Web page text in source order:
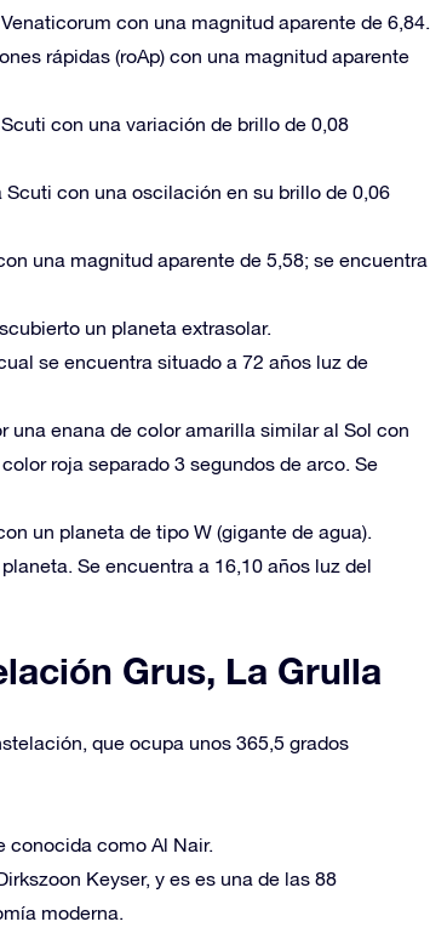
con una magnitud aparente de 6,84.
rápidas (roAp) con una magnitud aparente
con una variación de brillo de 0,08
con una oscilación en su brillo de 0,06
una magnitud aparente de 5,58; se encuentra
un planeta extrasolar.
se encuentra situado a 72 años luz de
una enana de color amarilla similar al Sol con
roja separado 3 segundos de arco. Se
un planeta de tipo W (gigante de agua).
Se encuentra a 16,10 años luz del
Grus, La Grulla
que ocupa unos 365,5 grados
conocida como Al Nair.
Keyser, y es es una de las 88
moderna.